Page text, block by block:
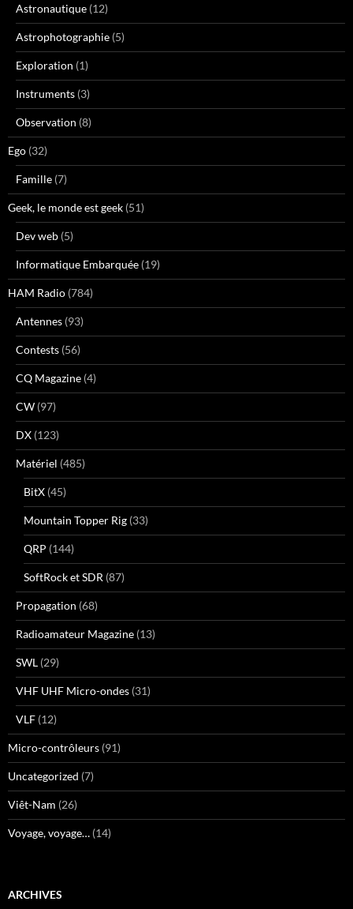
Astronautique (12)
Astrophotographie (5)
Exploration (1)
Instruments (3)
Observation (8)
Ego (32)
Famille (7)
Geek, le monde est geek (51)
Dev web (5)
Informatique Embarquée (19)
HAM Radio (784)
Antennes (93)
Contests (56)
CQ Magazine (4)
CW (97)
DX (123)
Matériel (485)
BitX (45)
Mountain Topper Rig (33)
QRP (144)
SoftRock et SDR (87)
Propagation (68)
Radioamateur Magazine (13)
SWL (29)
VHF UHF Micro-ondes (31)
VLF (12)
Micro-contrôleurs (91)
Uncategorized (7)
Viêt-Nam (26)
Voyage, voyage… (14)
ARCHIVES